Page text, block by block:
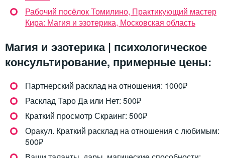
Рабочий посёлок Томилино, Практикующий мастер
Кира: Магия и эзотерика, Московская область
Магия и эзотерика | психологическое
консультирование, примерные цены:
Партнерский расклад на отношения: 1000₽
Расклад Таро Да или Нет: 500₽
Краткий просмотр Скраинг: 500₽
Оракул. Краткий расклад на отношения с любимым:
500₽